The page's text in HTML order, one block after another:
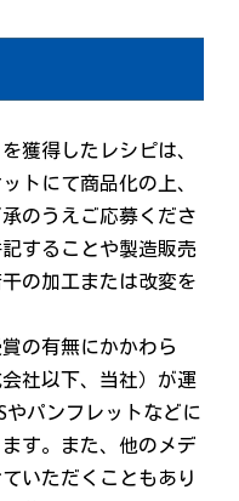
獲得したレシピは、
トにて商品化の上、
のうえご応募くださ
することや製造販売
の加工または改変を
の有無にかかわら
社以下、当社）が運
やパンフレットなどに
す。また、他のメデ
いただくこともあり